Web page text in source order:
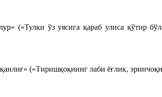
(«Тулки ўз уясига қараб улиса қўтир
(«Тиришқоқнинг лаби ёғлик,